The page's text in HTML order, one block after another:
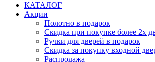
КАТАЛОГ
Акции
Полотно в подарок
Скидка при покупке более 2х
Ручки для дверей в подарок
Скидка за покупку входной
Распродажа